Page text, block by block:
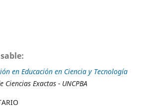
en Educación en Ciencia y Tecnología
Ciencias Exactas - UNCPBA